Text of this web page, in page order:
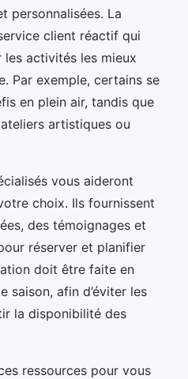
personnalisées. La
client réactif qui
activités les mieux
Par exemple, certains se
en plein air, tandis que
artistiques ou
vous aideront
choix. Ils fournissent
des témoignages et
réserver et planifier
doit être faite en
saison, afin d’éviter les
la disponibilité des
ressources pour vous